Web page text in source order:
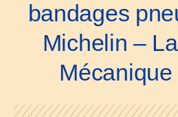
bandages
Michelin –